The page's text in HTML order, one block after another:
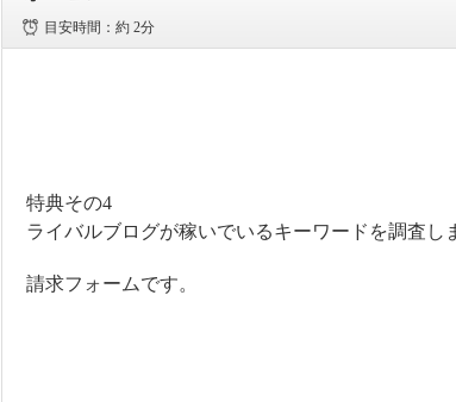
目安時間：約 2分
特典その4
ライバルブログが稼いでいるキーワードを調査し
請求フォームです。